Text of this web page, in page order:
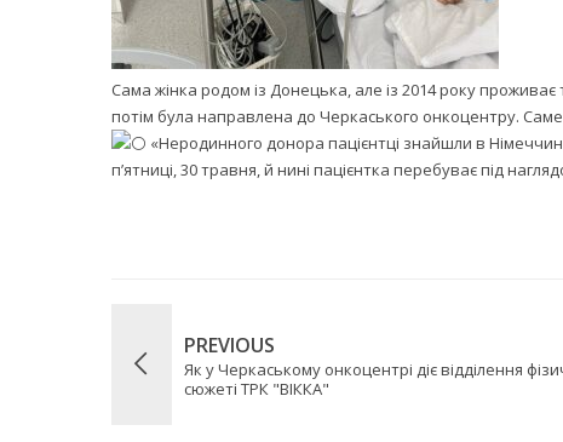
Сама жінка родом із Донецька, але із 2014 року проживає
потім була направлена до Черкаського онкоцентру. Саме
«Неродинного донора пацієнтці знайшли в
п’ятниці, 30 травня, й нині пацієнтка перебуває під
PREVIOUS
Як у Черкаському онкоцентрі діє відділення
сюжеті ТРК "ВІККА"